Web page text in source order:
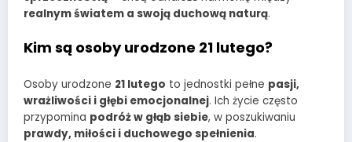
realnym światem a swoją duchową naturą.
Kim są osoby urodzone 21 lutego?
Osoby urodzone 21 lutego to jednostki pełne pasji,
wrażliwości i głębi emocjonalnej. Ich życie często
przypomina podróż w głąb siebie, w poszukiwaniu
prawdy, miłości i duchowego spełnienia.